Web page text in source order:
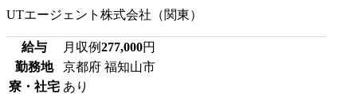
UTエージェント株式会社（関東）
給与 月収例277,000円
勤務地
京都府 福知山市
寮・社宅 あり